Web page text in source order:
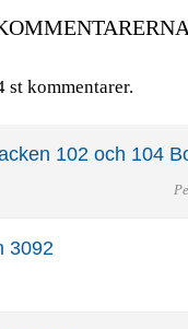
st kommentarer.
102 och 104
3092